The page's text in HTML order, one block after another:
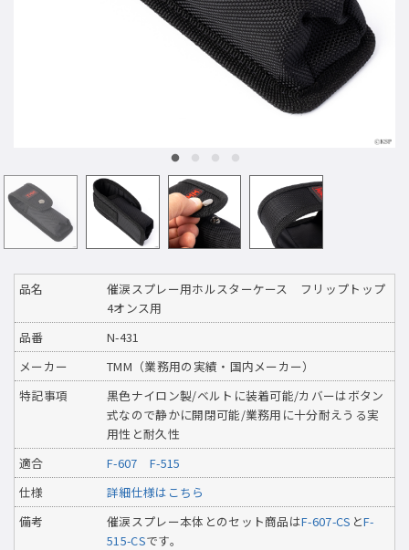
品名
催涙スプレー用ホルスターケース フリップトップ
4オンス用
品番
N-431
メーカー
TMM（業務用の実績・国内メーカー）
特記事項
黒色ナイロン製/ベルトに装着可能/カバーはボタン
式なので静かに開閉可能/業務用に十分耐えうる実
用性と耐久性
適合
F-607
F-515
仕様
詳細仕様はこちら
備考
催涙スプレー本体とのセット商品はF-607-CS とF-
515-CSです。